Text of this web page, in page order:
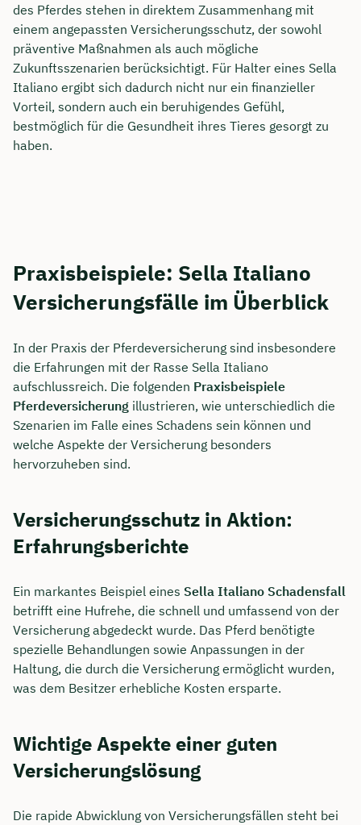
des Pferdes stehen in direktem Zusammenhang mit
einem angepassten Versicherungsschutz, der sowohl
präventive Maßnahmen als auch mögliche
Zukunftsszenarien berücksichtigt. Für Halter eines Sella
Italiano ergibt sich dadurch nicht nur ein finanzieller
Vorteil, sondern auch ein beruhigendes Gefühl,
bestmöglich für die Gesundheit ihres Tieres gesorgt zu
haben.
Praxisbeispiele: Sella Italiano
Versicherungsfälle im Überblick
In der Praxis der Pferdeversicherung sind insbesondere
die Erfahrungen mit der Rasse Sella Italiano
aufschlussreich. Die folgenden Praxisbeispiele
Pferdeversicherung illustrieren, wie unterschiedlich die
Szenarien im Falle eines Schadens sein können und
welche Aspekte der Versicherung besonders
hervorzuheben sind.
Versicherungsschutz in Aktion:
Erfahrungsberichte
Ein markantes Beispiel eines Sella Italiano Schadensfall
betrifft eine Hufrehe, die schnell und umfassend von der
Versicherung abgedeckt wurde. Das Pferd benötigte
spezielle Behandlungen sowie Anpassungen in der
Haltung, die durch die Versicherung ermöglicht wurden,
was dem Besitzer erhebliche Kosten ersparte.
Wichtige Aspekte einer guten
Versicherungslösung
Die rapide Abwicklung von Versicherungsfällen steht bei